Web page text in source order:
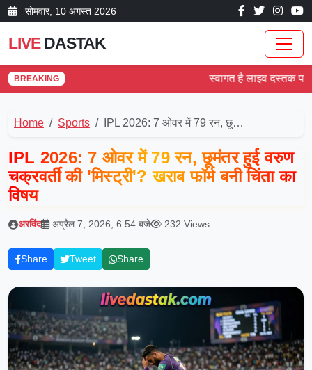
सोम‌वार, 10 अगस्त 2026
LIVEDASTAK
BREAKING स्वागत है लाइव दस्तक पर!
Home Sports IPL 2026: 7 ओवर में 79 रन, छू…
IPL 2026: 7 ओवर में 79 रन, छूमंतर हुई वरुण
चक्रवर्ती की 'मिस्ट्री'? खराब फॉर्म बनी चिंता का
विषय
अरविंद अप्रैल 7, 2026, 6:54 बजे 232 Views
Share Tweet Share